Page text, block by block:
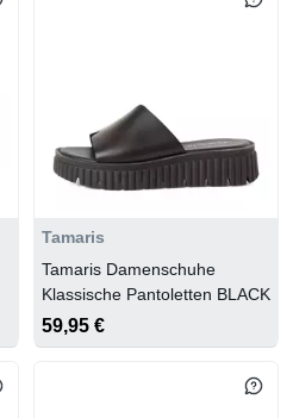
Tamaris
Tamaris Damenschuhe
Klassische Pantoletten BLACK
59,95 €